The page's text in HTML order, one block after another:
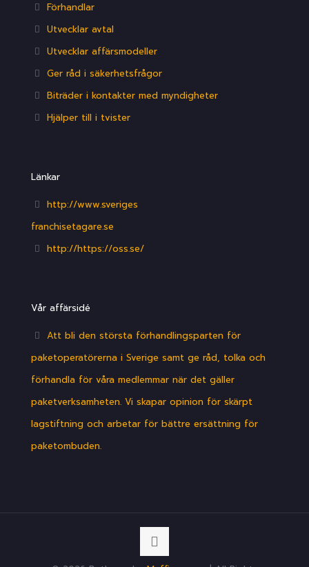
Förhandlar
Utvecklar avtal
Utvecklar affärsmodeller
Ger råd i säkerhetsfrågor
Biträder i kontakter med myndigheter
Hjälper till i tvister
Länkar
http://www.sveriges
franchisetagare.se
http://https://oss.se/
Vår affärsidé
Att bli den största förhandlingsparten för
paketoperatörerna i Sverige samt ge råd, tolka och
förhandla för våra medlemmar när det gäller
paketverksamheten. Vi skapar opinion för skärpt
lagstiftning och arbetar för bättre ersättning för
paketombuden.